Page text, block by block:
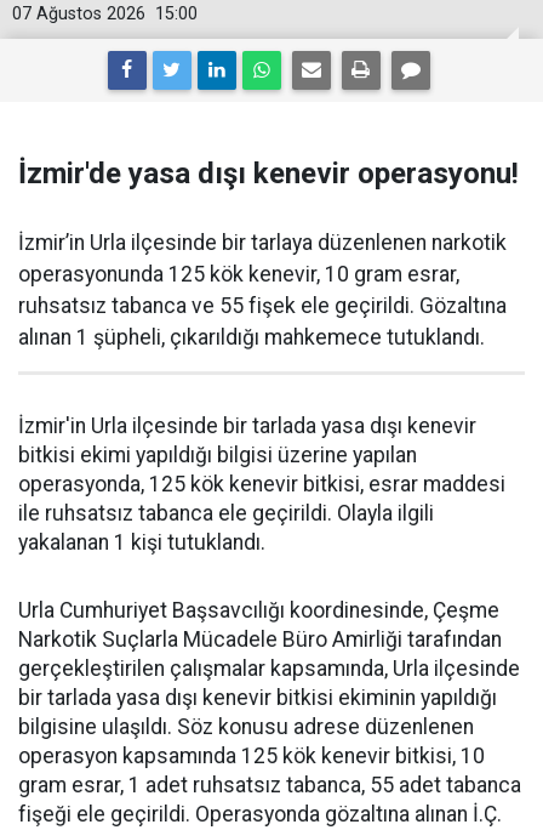
15:00
07 Ağustos 2026
İzmir'de yasa dışı kenevir operasyonu!
İzmir’in Urla ilçesinde bir tarlaya düzenlenen narkotik
operasyonunda 125 kök kenevir, 10 gram esrar,
ruhsatsız tabanca ve 55 fişek ele geçirildi. Gözaltına
alınan 1 şüpheli, çıkarıldığı mahkemece tutuklandı.
İzmir'in Urla ilçesinde bir tarlada yasa dışı kenevir
bitkisi ekimi yapıldığı bilgisi üzerine yapılan
operasyonda, 125 kök kenevir bitkisi, esrar maddesi
ile ruhsatsız tabanca ele geçirildi. Olayla ilgili
yakalanan 1 kişi tutuklandı.
Urla Cumhuriyet Başsavcılığı koordinesinde, Çeşme
Narkotik Suçlarla Mücadele Büro Amirliği tarafından
gerçekleştirilen çalışmalar kapsamında, Urla ilçesinde
bir tarlada yasa dışı kenevir bitkisi ekiminin yapıldığı
bilgisine ulaşıldı. Söz konusu adrese düzenlenen
operasyon kapsamında 125 kök kenevir bitkisi, 10
gram esrar, 1 adet ruhsatsız tabanca, 55 adet tabanca
fişeği ele geçirildi. Operasyonda gözaltına alınan İ.Ç.